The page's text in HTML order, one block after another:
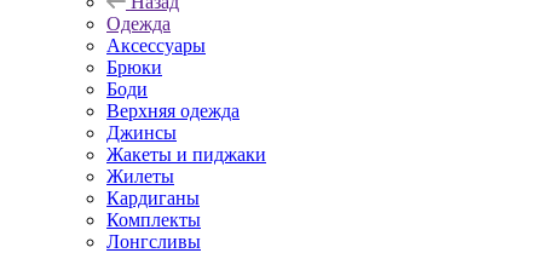
Одежда
Аксессуары
Брюки
Боди
Верхняя одежда
Джинсы
Жакеты и пиджаки
Жилеты
Кардиганы
Комплекты
Лонгсливы